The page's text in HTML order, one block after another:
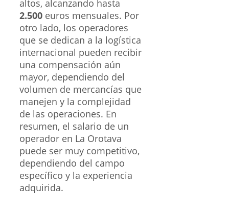
altos, alcanzando hasta
2.500 euros mensuales. Por
otro lado, los operadores
que se dedican a la logística
internacional pueden recibir
una compensación aún
mayor, dependiendo del
volumen de mercancías que
manejen y la complejidad
de las operaciones. En
resumen, el salario de un
operador en La Orotava
puede ser muy competitivo,
dependiendo del campo
específico y la experiencia
adquirida.